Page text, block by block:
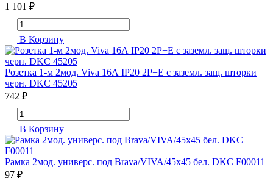
1 101 ₽
В Корзину
Розетка 1-м 2мод. Viva 16А IP20 2P+E с заземл. защ. шторки
черн. DKC 45205
742 ₽
В Корзину
Рамка 2мод. универс. под Brava/VIVA/45х45 бел. DKC F00011
97 ₽